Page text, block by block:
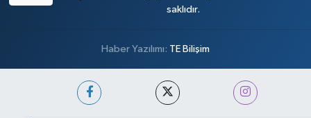
saklıdır.
Haber Yazılımı: TE Bilişim